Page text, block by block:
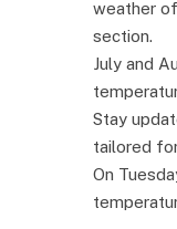
weather
section.
July and
Stay
tailored
On